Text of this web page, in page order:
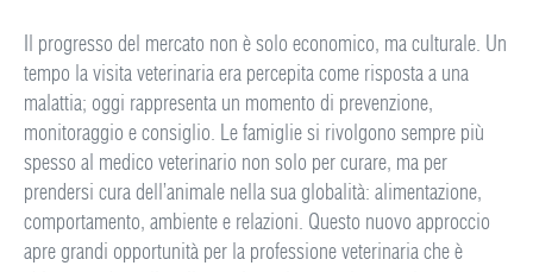
Il progresso del mercato non è solo economico, ma culturale. Un
tempo la visita veterinaria era percepita come risposta a una
malattia; oggi rappresenta un momento di prevenzione,
monitoraggio e consiglio. Le famiglie si rivolgono sempre più
spesso al medico veterinario non solo per curare, ma per
prendersi cura dell’animale nella sua globalità: alimentazione,
comportamento, ambiente e relazioni. Questo nuovo approccio
apre grandi opportunità per la professione veterinaria che è